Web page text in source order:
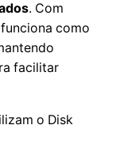
. Com
como
facilitar
o Disk